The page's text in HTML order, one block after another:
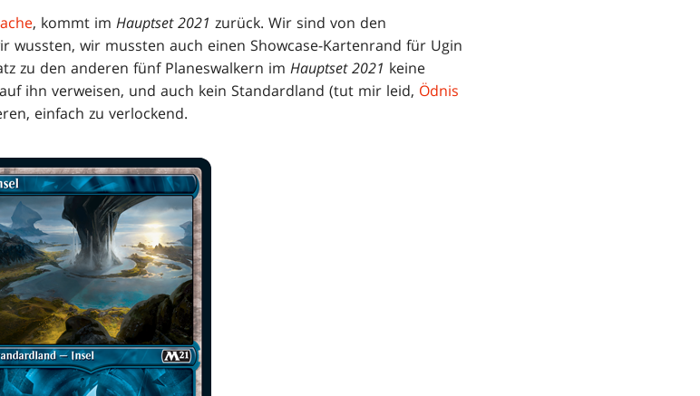
, kommt im Hauptset 2021 zurück. Wir sind von den
wussten, wir mussten auch einen Showcase-Kartenrand für Ugin
zu den anderen fünf Planeswalkern im Hauptset 2021 keine
ihn verweisen, und auch kein Standardland (tut mir leid, Ödnis
einfach zu verlockend.